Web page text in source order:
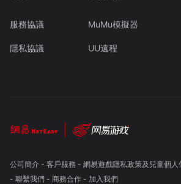
服務協議
隱私協議
MuMu模擬器
UU遠程
公司簡介- 客戶服務 - 網易遊戲隱私政策及兒童個人
- 聯繫我們- 商務合作- 加入我們